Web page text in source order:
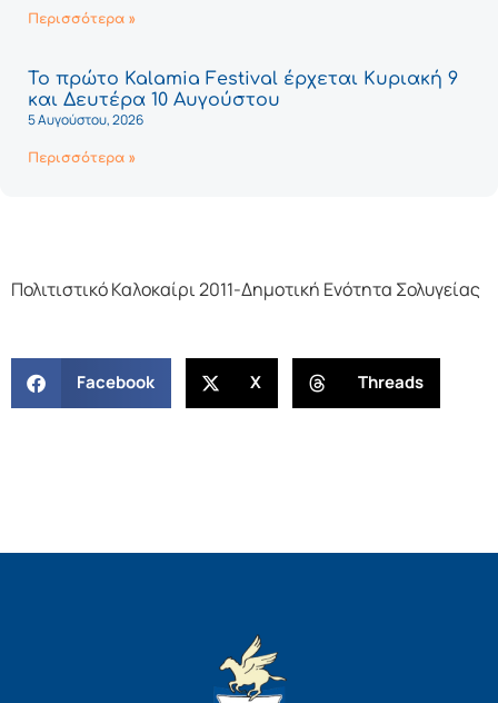
Περισσότερα »
Το πρώτο Kalamia Festival έρχεται Κυριακή 9
και Δευτέρα 10 Αυγούστου
5 Αυγούστου, 2026
Περισσότερα »
Πολιτιστικό Καλοκαίρι 2011-Δημοτική Ενότητα Σολυγείας
Facebook X Threads